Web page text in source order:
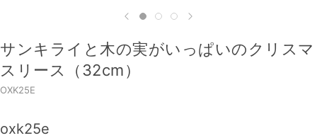
サンキライと木の実がいっぱいのクリスマ
スリース（32cm）
OXK25E
oxk25e